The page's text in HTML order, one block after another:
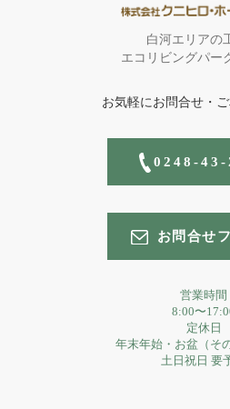
白河エリアの
エコリビングパー
お気軽にお問合せ・
0248-43-
お問合せ
営業時間
8:00〜
定休日
年末年始・お盆（そ
土日祝日 要